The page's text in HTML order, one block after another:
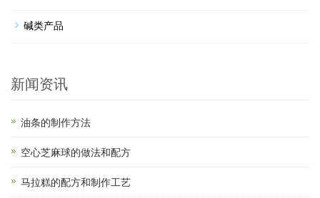
碱类产品
新闻资讯
油条的制作方法
空心芝麻球的做法和配方
马拉糕的配方和制作工艺